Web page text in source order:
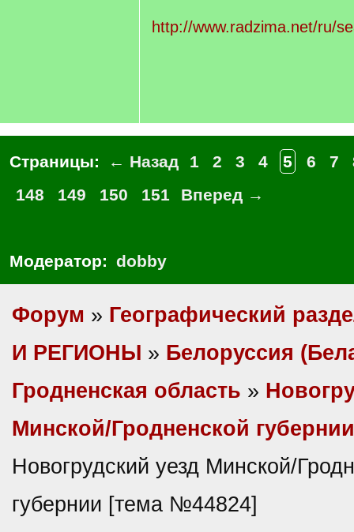
http://www.radzima.net/ru/
Страницы: ← Назад 1 2 3 4 5 6 7
148
149 150 151 Вперед →
Модератор: dobby
Форум » Географический
И РЕГИОНЫ » Белоруссия
Гродненская область »
Минской/Гродненской губернии
Новогрудский уезд Минской/
губернии [тема №44824]